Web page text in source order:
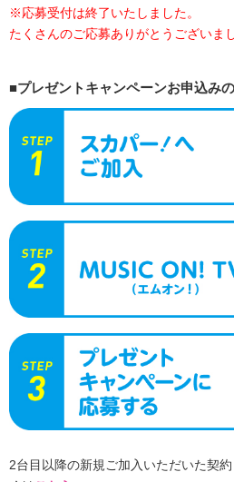
※応募受付は終了いたしました。
たくさんのご応募ありがとうございま
■プレゼントキャンペーンお申込み
2台目以降の新規ご加入いただいた契